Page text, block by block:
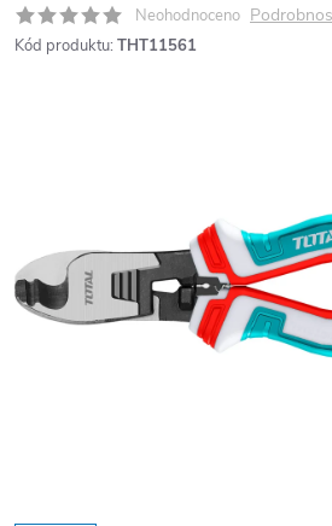
Neohodnoceno
Kód produktu: THT11561